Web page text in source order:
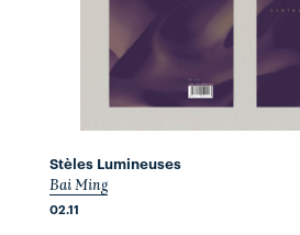
Stèles Lumineuses
Bai Ming
02.11